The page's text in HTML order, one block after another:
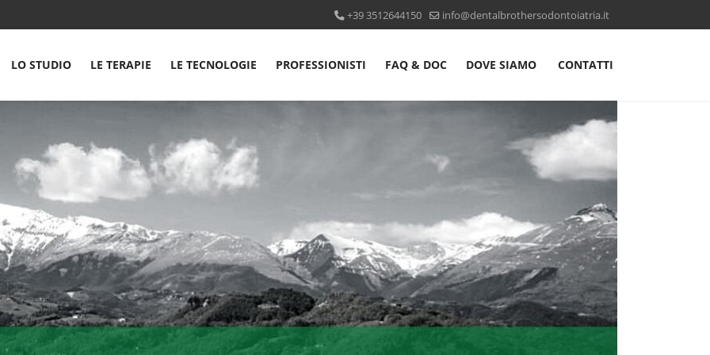
+39 3512644150 info@dentalbrothersodontoiatria.it
LO STUDIO LE TERAPIE LE TECNOLOGIE PROFESSIONISTI FAQ & DOC DOVE SIAMO CONTATTI